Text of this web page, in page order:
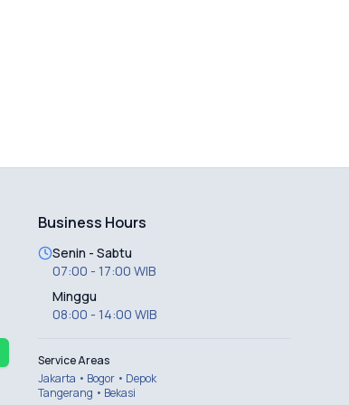
Business Hours
Senin - Sabtu
07:00 - 17:00 WIB
Minggu
08:00 - 14:00 WIB
Service Areas
Jakarta • Bogor • Depok
Tangerang • Bekasi